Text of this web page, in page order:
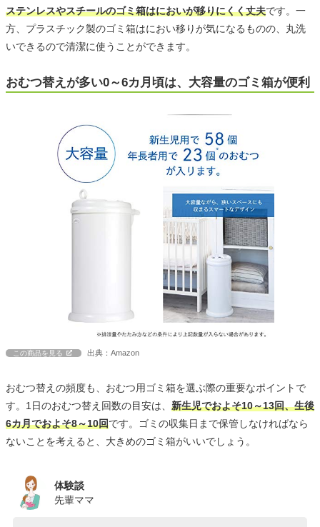
ステンレスやスチールのゴミ箱はにおいが移りにくく丈夫です。一
方、プラスチック製のゴミ箱はにおい移りが気になるものの、丸洗
いできるので清潔に使うことができます。
おむつ替えが多い0～6カ月頃は、大容量のゴミ箱が便利
この商品を見る 出典：Amazon
おむつ替えの頻度も、おむつ用ゴミ箱を選ぶ際の重要なポイントで
す。1日のおむつ替え回数の目安は、 新生児でおよそ10～13回、生後
6カ月でおよそ8～10回です。ゴミの収集日まで保管しなければなら
ないことを考えると、大きめのゴミ箱がいいでしょう。
体験談
先輩ママ